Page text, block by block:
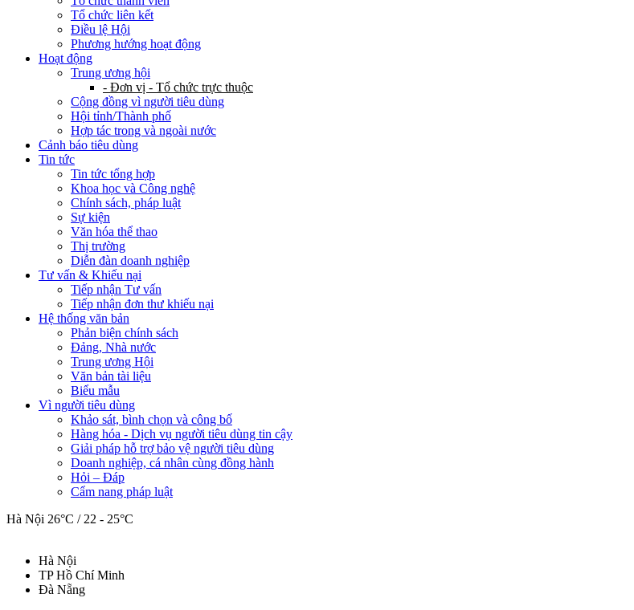
Tổ chức liên kết
Điều lệ Hội
Phương hướng hoạt động
Hoạt động
Trung ương hội
- Đơn vị - Tổ chức trực thuộc
Cộng đồng vì người tiêu dùng
Hội tỉnh/Thành phố
Hợp tác trong và ngoài nước
Cảnh báo tiêu dùng
Tin tức
Tin tức tổng hợp
Khoa học và Công nghệ
Chính sách, pháp luật
Sự kiện
Văn hóa thể thao
Thị trường
Diễn đàn doanh nghiệp
Tư vấn & Khiếu nại
Tiếp nhận Tư vấn
Tiếp nhận đơn thư khiếu nại
Hệ thống văn bản
Phản biện chính sách
Đảng, Nhà nước
Trung ương Hội
Văn bản tài liệu
Biểu mẫu
Vì người tiêu dùng
Khảo sát, bình chọn và công bố
Hàng hóa - Dịch vụ người tiêu dùng tin cậy
Giải pháp hỗ trợ bảo vệ người tiêu dùng
Doanh nghiệp, cá nhân cùng đồng hành
Hỏi – Đáp
Cẩm nang pháp luật
Hà Nội 26°C / 22 - 25°C
Hà Nội
TP Hồ Chí Minh
Đà Nẵng